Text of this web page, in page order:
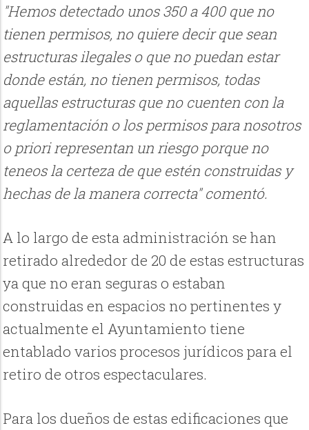
"Hemos detectado unos 350 a 400 que no
tienen permisos, no quiere decir que sean
estructuras ilegales o que no puedan estar
donde están, no tienen permisos, todas
aquellas estructuras que no cuenten con la
reglamentación o los permisos para nosotros
o priori representan un riesgo porque no
teneos la certeza de que estén construidas y
hechas de la manera correcta" comentó.
A lo largo de esta administración se han
retirado alrededor de 20 de estas estructuras
ya que no eran seguras o estaban
construidas en espacios no pertinentes y
actualmente el Ayuntamiento tiene
entablado varios procesos jurídicos para el
retiro de otros espectaculares.
Para los dueños de estas edificaciones que